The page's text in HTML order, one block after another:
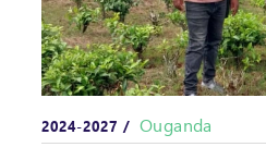
2024-2027 / Ouganda